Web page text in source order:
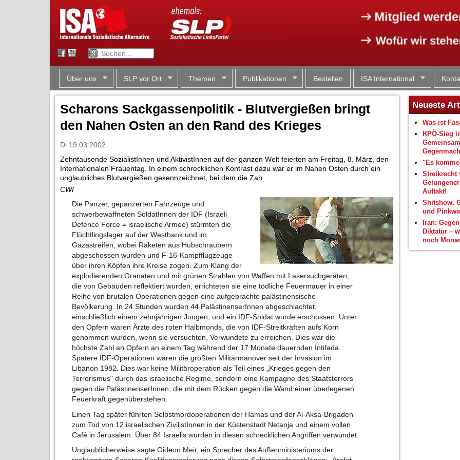
Über uns SLP vor Ort Themen Publikationen Bestellen ISA International
Scharons Sackgassenpolitik - Blutvergießen bringt
den Nahen Osten an den Rand des Krieges
Di 19.03.2002
Zehntausende SozialistInnen und AktivistInnen auf der ganzen Welt feierten am Freitag, 8. März, den
Internationalen Frauentag. In einem schrecklichen Kontrast dazu war er im Nahen Osten durch ein
unglaubliches Blutvergießen gekennzeichnet, bei dem die Zah
CWI
Die Panzer, gepanzerten Fahrzeuge und
schwerbewaffneten SoldatInnen der IDF (Israeli
Defence Force = israelische Armee) stürmten die
Flüchtlingslager auf der Westbank und im
Gazastreifen, wobei Raketen aus Hubschraubern
abgeschossen wurden und F-16-Kampfflugzeuge
über ihren Köpfen ihre Kreise zogen. Zum Klang der
explodierenden Granaten und mit grünen Strahlen von Waffen mit Lasersuchgeräten,
die von Gebäuden reflektiert wurden, errichteten sie eine tödliche Feuermauer in einer
Reihe von brutalen Operationen gegen eine aufgebrachte palästinensische
Bevölkerung. In 24 Stunden wurden 44 PalästinenserInnen abgeschlachtet,
einschließlich einem zehnjährigen Jungen, und ein IDF-Soldat wurde erschossen. Unter
den Opfern waren Ärzte des roten Halbmonds, die von IDF-Streitkräften aufs Korn
genommen wurden, wenn sie versuchten, Verwundete zu erreichen. Dies war die
höchste Zahl an Opfern an einem Tag während der 17 Monate dauernden Intifada.
Spätere IDF-Operationen waren die größten Militärmanöver seit der Invasion im
Libanon 1982. Dies war keine Militäroperation als Teil eines „Krieges gegen den
Terrorismus" durch das israelische Regime, sondern eine Kampagne des Staatsterrors
gegen die PalästinenserInnen, die mit dem Rücken gegen die Wand einer überlegenen
Feuerkraft gegenüberstehen.
Einen Tag später führten Selbstmordoperationen der Hamas und der Al-Aksa-Brigaden
zum Tod von 12 israelischen ZivilistInnen in der Küstenstadt Netanja und einem vollen
Café in Jerusalem. Über 84 Israelis wurden in diesen schrecklichen Angriffen verwundet.
Unglaublicherweise sagte Gideon Meir, ein Sprecher des Außenministeriums der
Neueste
Was ist
KPÖ-Sieg
"Es
Streikrecht
Auftakt!
Shitshow.
und
Iran:
Diktatur –
noch